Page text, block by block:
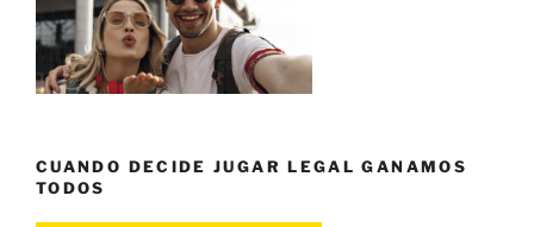
CUANDO DECIDE JUGAR LEGAL GANAMOS
TODOS